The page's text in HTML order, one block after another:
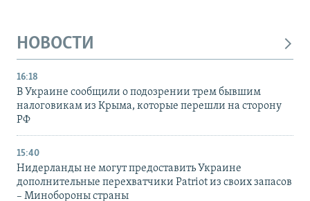
НОВОСТИ
16:18
В Украине сообщили о подозрении трем бывшим
налоговикам из Крыма, которые перешли на сторону
РФ
15:40
Нидерланды не могут предоставить Украине
дополнительные перехватчики Patriot из своих запасов
– Минобороны страны